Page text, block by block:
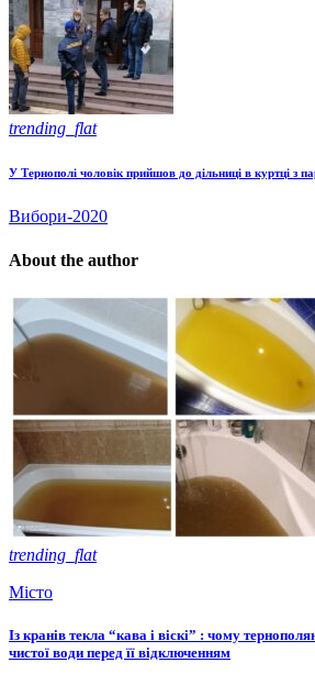
trending_flat
У Тернополі чоловік прийшов до дільниці в куртці з
Вибори-2020
About the author
trending_flat
Місто
Із кранів текла “кава і віскі” : чому
чистої води перед її відключенням